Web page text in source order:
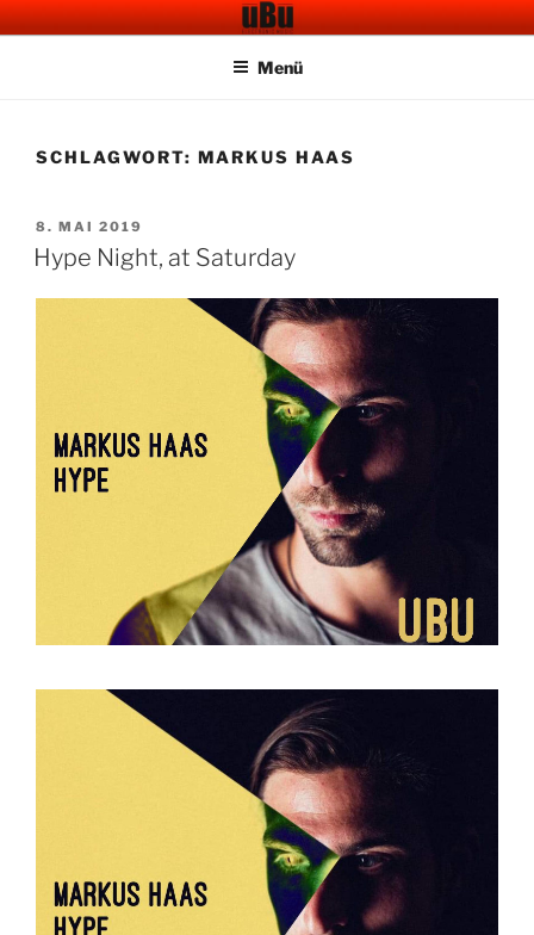
Zum
InhaltUBU CAFE BAR
Menü
SCHLAGWORT: MARKUS HAAS
VERÖFFENTLICHT
AM
8. MAI 2019
Hype Night, at Saturday